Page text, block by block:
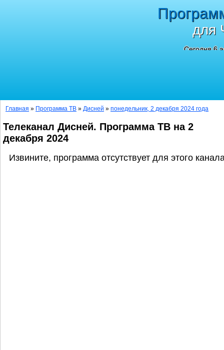
для
Сегодня 6
Главная » Программа ТВ » Дисней » понедельник, 2 декабря 2024 года
Телеканал Дисней. Программа ТВ на 2
декабря 2024
Извините, программа отсутствует для этого